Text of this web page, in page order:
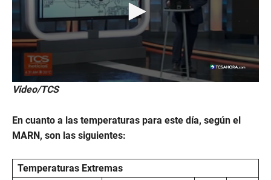
0
s
c
o
n
Video/TCS
En cuanto a las temperaturas para este día, según el
MARN, son las siguientes:
Temperaturas Extremas